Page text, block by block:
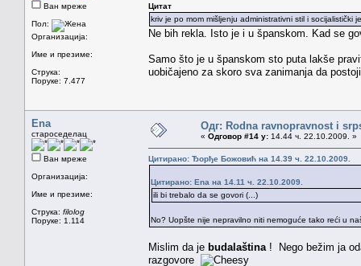
Ван мреже
Пол:
Организација:
Име и презиме:
Струка:
Поруке: 7.477
Цитат
kriv je po mom mišljenju administrativni stil i socijalistički
Ne bih rekla. Isto je i u španskom. Kad se
Samo što je u španskom sto puta lakše
uobičajeno za skoro sva zanimanja da
Ena
староседелац
Ван мреже
Организација:
Име и презиме:
Струка: filolog
Поруке: 1.114
Одг: Rodna ravnopravnost i
« Одговор #14 у: 14.44 ч. 22.10.2009. »
Цитирано: Ђорђе Божовић на 14.39 ч. 22.10.2009.
Цитирано: Ena на 14.11 ч. 22.10.2009.
ili bi trebalo da se govori (...)
No? Uopšte nije nepravilno niti nemoguće tako reći u
Mislim da je budalaština ! Nego bežim ja
razgovore